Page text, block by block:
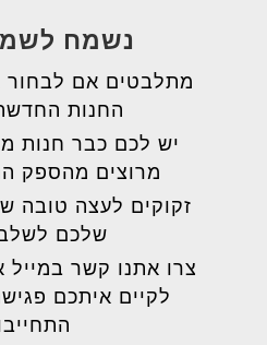
נשמח
מתלבטים אם לבחור
החנות
יש לכם כבר חנות
מרוצים מהספק
זקוקים לעצה טובה
שלכם
צרו אתנו קשר במייל
לקיים איתכם